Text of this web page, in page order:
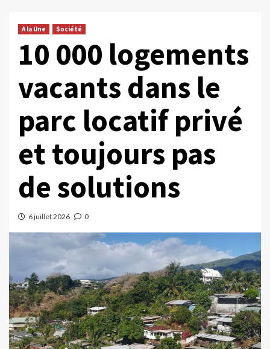
A la Une Société
10 000 logements
vacants dans le
parc locatif privé
et toujours pas
de solutions
6 juillet 2026 0